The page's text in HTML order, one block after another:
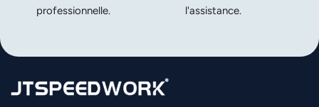
professionnelle.
l'assistance.